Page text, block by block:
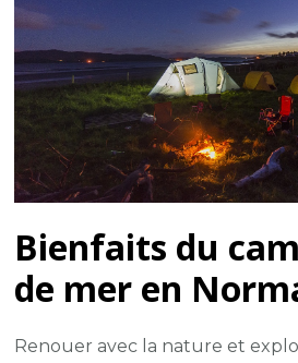
Bienfaits du
de mer en
Renouer avec la nature et